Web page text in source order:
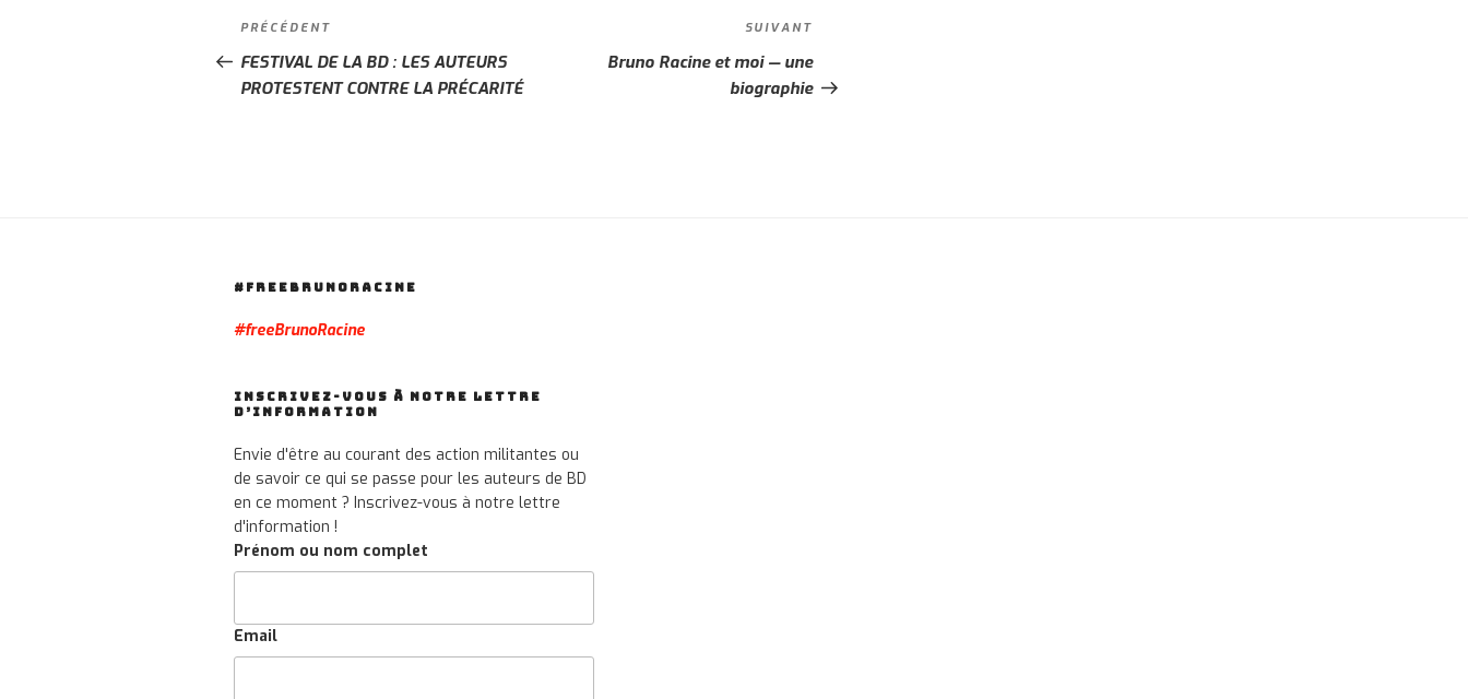
Navigation
de
l’article
Article
précédent
PRÉCÉDENT
FESTIVAL DE LA BD : LES AUTEURS
PROTESTENT CONTRE LA PRÉCARITÉ
suivant
SUIVANT
Bruno Racine et moi — une
biographie
#FREEBRUNORACINE
#freeBrunoRacine
INSCRIVEZ-VOUS À NOTRE LETTRE
D’INFORMATION
Envie d'être au courant des action militantes ou
de savoir ce qui se passe pour les auteurs de BD
en ce moment ? Inscrivez-vous à notre lettre
d'information !
Prénom ou nom complet
Email